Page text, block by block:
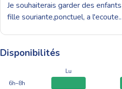
Je souhaiterais garder des
fille souriante,ponctuel, a
Disponibilités
Lu
6h–8h